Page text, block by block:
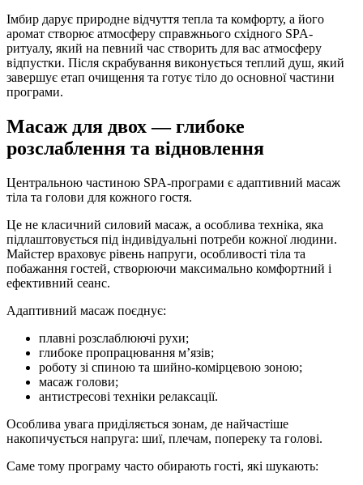
Імбир дарує природне відчуття тепла та комфорту, а його
аромат створює атмосферу справжнього східного SPA-
ритуалу, який на певний час створить для вас атмосферу
відпустки. Після скрабування виконується теплий душ, який
завершує етап очищення та готує тіло до основної частини
програми.
Масаж для двох — глибоке
розслаблення та відновлення
Центральною частиною SPA-програми є адаптивний масаж
тіла та голови для кожного гостя.
Це не класичний силовий масаж, а особлива техніка, яка
підлаштовується під індивідуальні потреби кожної людини.
Майстер враховує рівень напруги, особливості тіла та
побажання гостей, створюючи максимально комфортний і
ефективний сеанс.
Адаптивний масаж поєднує:
плавні розслаблюючі рухи;
глибоке пропрацювання м’язів;
роботу зі спиною та шийно-комірцевою зоною;
масаж голови;
антистресові техніки релаксації.
Особлива увага приділяється зонам, де найчастіше
накопичується напруга: шиї, плечам, попереку та голові.
Саме тому програму часто обирають гості, які шукають: